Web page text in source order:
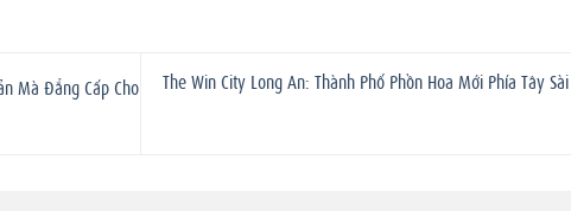
Mà Đẳng Cấp Cho
The Win City Long An: Thành Phố Phồn Hoa Mới Phía Tây